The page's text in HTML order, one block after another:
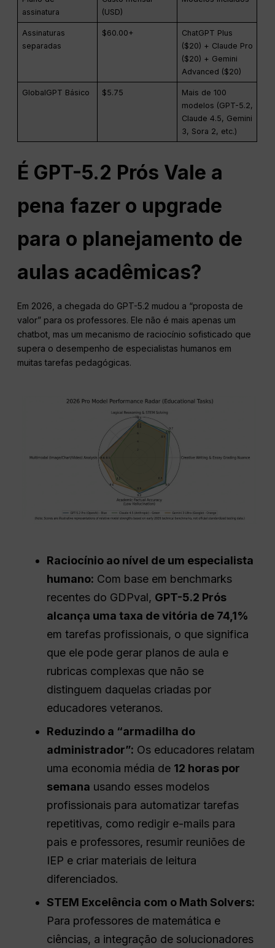
assinatura
(USD)
Assinaturas
separadas
$60.00+
ChatGPT Plus
($20) + Claude Pro
($20) + Gemini
Advanced ($20)
GlobalGPT Básico $5.75
Mais de 100
modelos (GPT-5.2,
Claude 4.5, Gemini
3, Sora 2, etc.)
É GPT-5.2 Prós Vale a
pena fazer o upgrade
para o planejamento de
aulas acadêmicas?
Em 2026, a chegada do GPT-5.2 mudou a “proposta de
valor” para os professores. Ele não é mais apenas um
chatbot, mas um mecanismo de raciocínio sofisticado que
supera o desempenho de especialistas humanos em
muitas tarefas pedagógicas.
Raciocínio ao nível de um especialista
humano: Com base em benchmarks
recentes do GDPval, GPT-5.2 Prós
alcança uma taxa de vitória de 74,1%
em tarefas profissionais, o que significa
que ele pode gerar planos de aula e
rubricas complexas que não se
distinguem daquelas criadas por
educadores veteranos.
Reduzindo a “armadilha do
administrador”: Os educadores relatam
uma economia média de 12 horas por
semana usando esses modelos
profissionais para automatizar tarefas
repetitivas, como redigir e-mails para
pais e professores, resumir reuniões de
IEP e criar materiais de leitura
diferenciados.
STEM Excelência com o Math Solvers:
Para professores de matemática e
ciências, a integração de solucionadores